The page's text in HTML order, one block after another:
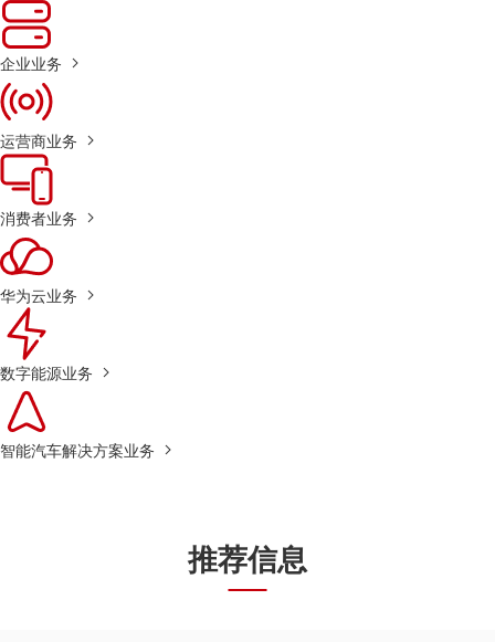
企业业务
运营商业务
消费者业务
华为云业务
数字能源业务
智能汽车解决方案业务
推荐信息